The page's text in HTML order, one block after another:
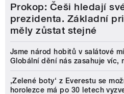
Prokop: Češi hledají
prezidenta. Základní
měly zůstat stejné
Jsme národ hobitů v salátové
Globální dění nás zasahuje víc,
‚Zelené boty‘ z Everestu se
horolezce má po 30 letech